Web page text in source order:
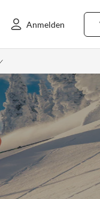
Anmelden